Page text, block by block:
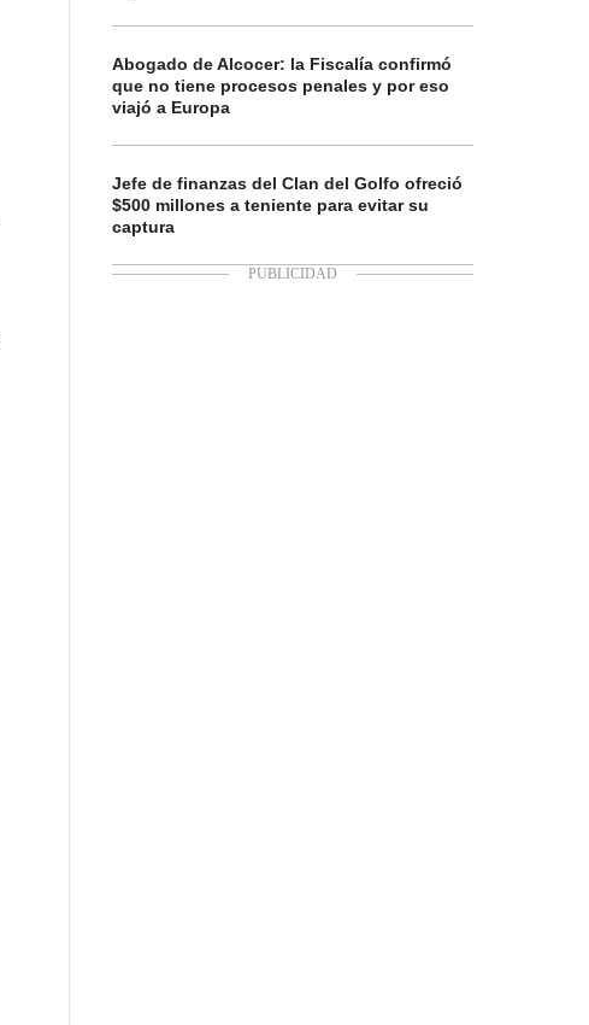
Abogado de Alcocer: la Fiscalía confirmó
que no tiene procesos penales y por eso
viajó a Europa
Jefe de finanzas del Clan del Golfo ofreció
$500 millones a teniente para evitar su
captura